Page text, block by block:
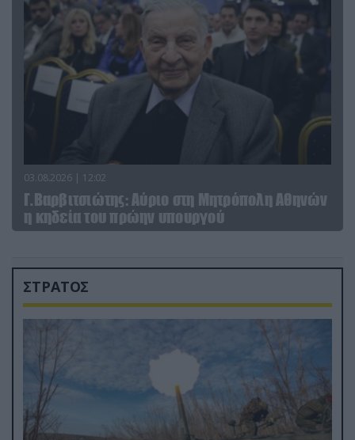
03.08.2026 | 12:02
Γ.Βαρβιτσιώτης: Aύριο στη Μητρόπολη Αθηνών
η κηδεία του πρώην υπουργού
ΣΤΡΑΤΟΣ